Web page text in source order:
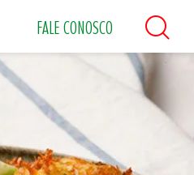
Matinais
FALE CONOSCO